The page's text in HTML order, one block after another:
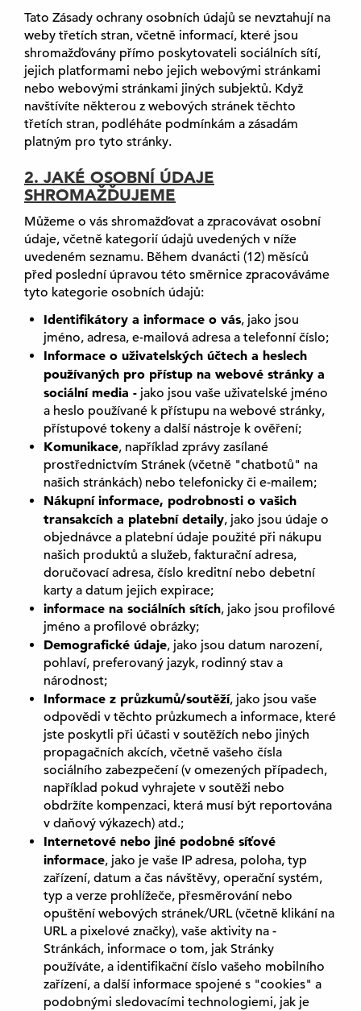
Tato Zásady ochrany osobních údajů se nevztahují na
weby třetích stran, včetně informací, které jsou
shromažďovány přímo poskytovateli sociálních sítí,
jejich platformami nebo jejich webovými stránkami
nebo webovými stránkami jiných subjektů. Když
navštívíte některou z webových stránek těchto
třetích stran, podléháte podmínkám a zásadám
platným pro tyto stránky.
2. JAKÉ OSOBNÍ ÚDAJE
SHROMAŽĎUJEME
Můžeme o vás shromažďovat a zpracovávat osobní
údaje, včetně kategorií údajů uvedených v níže
uvedeném seznamu. Během dvanácti (12) měsíců
před poslední úpravou této směrnice zpracováváme
tyto kategorie osobních údajů:
Identifikátory a informace o vás, jako jsou
jméno, adresa, e-mailová adresa a telefonní číslo;
Informace o uživatelských účtech a heslech
používaných pro přístup na webové stránky a
sociální media - jako jsou vaše uživatelské jméno
a heslo používané k přístupu na webové stránky,
přístupové tokeny a další nástroje k ověření;
Komunikace, například zprávy zasílané
prostřednictvím Stránek (včetně "chatbotů" na
našich stránkách) nebo telefonicky či e-mailem;
Nákupní informace, podrobnosti o vašich
transakcích a platební detaily, jako jsou údaje o
objednávce a platební údaje použité při nákupu
našich produktů a služeb, fakturační adresa,
doručovací adresa, číslo kreditní nebo debetní
karty a datum jejich expirace;
informace na sociálních sítích, jako jsou profilové
jméno a profilové obrázky;
Demografické údaje, jako jsou datum narození,
pohlaví, preferovaný jazyk, rodinný stav a
národnost;
Informace z průzkumů/soutěží, jako jsou vaše
odpovědi v těchto průzkumech a informace, které
jste poskytli při účasti v soutěžích nebo jiných
propagačních akcích, včetně vašeho čísla
sociálního zabezpečení (v omezených případech,
například pokud vyhrajete v soutěži nebo
obdržíte kompenzaci, která musí být reportována
v daňový výkazech) atd.;
Internetové nebo jiné podobné síťové
informace, jako je vaše IP adresa, poloha, typ
zařízení, datum a čas návštěvy, operační systém,
typ a verze prohlížeče, přesměrování nebo
opuštění webových stránek/URL (včetně klikání na
URL a pixelové značky), vaše aktivity na -
Stránkách, informace o tom, jak Stránky
používáte, a identifikační číslo vašeho mobilního
zařízení, a další informace spojené s "cookies" a
podobnými sledovacími technologiemi, jak je